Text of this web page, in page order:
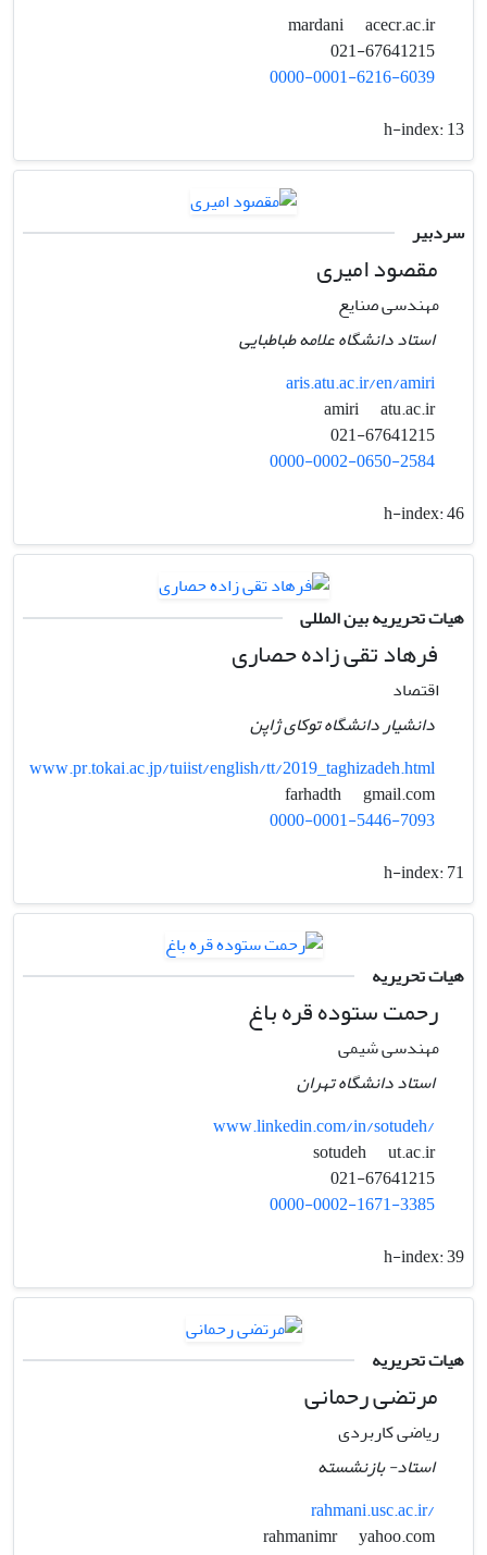
mardani
acecr.ac.ir
0000-0001-6216-6039
h-index:13
سردبیر
مقصود امیری
مهندسی صنایع
استاد دانشگاه علامه طباطبایی
aris.atu.ac.ir/en/amiri
amiri
atu.ac.ir
0000-0002-0650-2584
h-index:46
هیات تحریریه بین المللی
فرهاد تقی زاده حصاری
اقتصاد
دانشیار دانشگاه توکای ژاپن
www.pr.tokai.ac.jp/tuiist/english/tt/2019_taghizadeh.html
gmail.com
0000-0001-5446-7093
h-index:71
هیات تحریریه
رحمت ستوده قره باغ
مهندسی شیمی
استاد دانشگاه تهران
www.linkedin.com/in/sotudeh/
sotudeh
ut.ac.ir
0000-0002-1671-3385
h-index:39
هیات تحریریه
مرتضی رحمانی
ریاضی کاربردی
استاد- بازنشسته
rahmani.usc.ac.ir/
yahoo.com